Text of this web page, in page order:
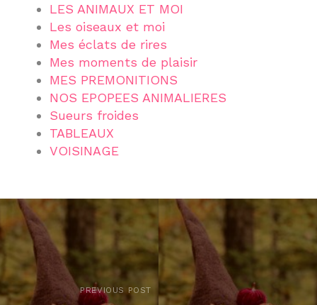
LES ANIMAUX ET MOI
Les oiseaux et moi
Mes éclats de rires
Mes moments de plaisir
MES PREMONITIONS
NOS EPOPEES ANIMALIERES
Sueurs froides
TABLEAUX
VOISINAGE
PREVIOUS POST